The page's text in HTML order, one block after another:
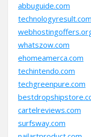
abbuguide.com
technologyresult.com
whatszow.com
ehomeamerca.com
techintendo.com
techgreenpure.com
cartelreviews.com
surfsway.com